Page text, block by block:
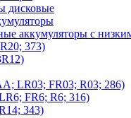
дисковые
аккумуляторы с
373)
LR03; FR03; R03; 286)
FR6; R6; 316)
343)